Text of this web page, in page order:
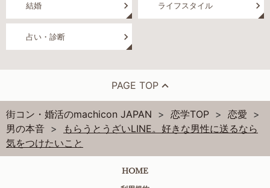
結婚 ライフスタイル
占い・診断
PAGE TOP
街コン・婚活のmachicon JAPAN 恋学TOP
恋愛
男の本音
もらうとうざいLINE。好きな男性に送るなら
気をつけたいこと
HOME